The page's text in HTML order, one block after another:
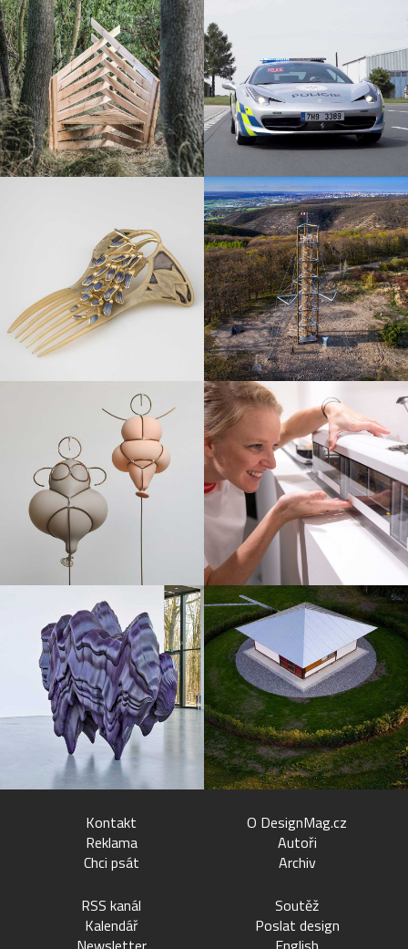
Kontakt
Reklama
Chci psát
O DesignMag.cz
Autoři
Archiv
RSS kanál
Kalendář
Soutěž
Poslat design